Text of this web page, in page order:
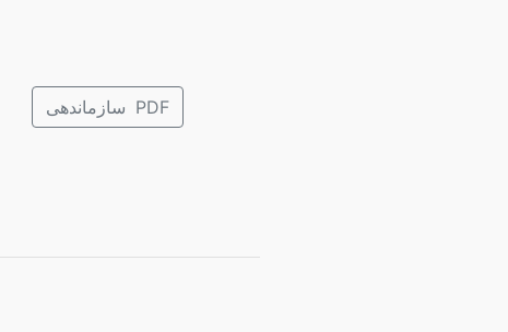
سازماندهی PDF